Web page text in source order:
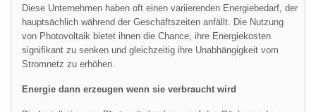
Diese Unternehmen haben oft einen variierenden Energiebedarf, der
hauptsächlich während der Geschäftszeiten anfällt. Die Nutzung
von Photovoltaik bietet ihnen die Chance, ihre Energiekosten
signifikant zu senken und gleichzeitig ihre Unabhängigkeit vom
Stromnetz zu erhöhen.
Energie dann erzeugen wenn sie verbraucht wird